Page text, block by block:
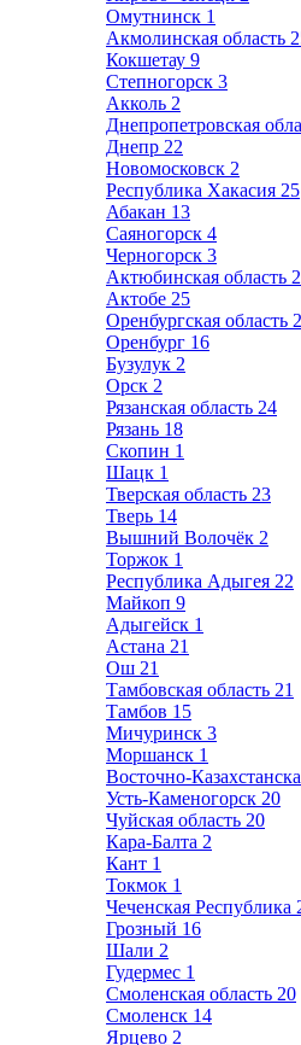
Омутнинск 1
Акмолинская область
Кокшетау 9
Степногорск 3
Акколь 2
Днепропетровская
Днепр 22
Новомосковск 2
Республика Хакасия 25
Абакан 13
Саяногорск 4
Черногорск 3
Актюбинская область
Актобе 25
Оренбургская область
Оренбург 16
Бузулук 2
Орск 2
Рязанская область 24
Рязань 18
Скопин 1
Шацк 1
Тверская область 23
Тверь 14
Вышний Волочёк 2
Торжок 1
Республика Адыгея 22
Майкоп 9
Адыгейск 1
Астана 21
Ош 21
Тамбовская область 21
Тамбов 15
Мичуринск 3
Моршанск 1
Восточно-
Усть-Каменогорск 20
Чуйская область 20
Кара-Балта 2
Кант 1
Токмок 1
Чеченская Республика
Грозный 16
Шали 2
Гудермес 1
Смоленская область 20
Смоленск 14
Ярцево 2